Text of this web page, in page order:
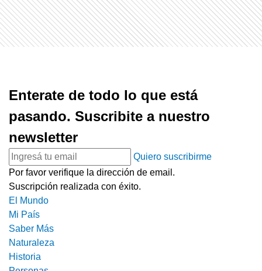
Enterate de todo lo que está
pasando. Suscribite a nuestro
newsletter
Quiero suscribirme
Por favor verifique la dirección de email.
Suscripción realizada con éxito.
El Mundo
Mi País
Saber Más
Naturaleza
Historia